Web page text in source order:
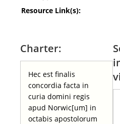
Resource Link(s):
Charter:
Hec est finalis
concordia facta in
curia domini regis
apud Norwic[um] in
octabis apostolorum